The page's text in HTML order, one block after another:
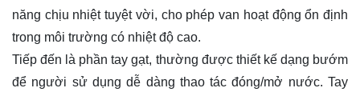
năng chịu nhiệt tuyệt vời, cho phép van hoạt động ổn định
trong môi trường có nhiệt độ cao.
Tiếp đến là phần tay gạt, thường được thiết kế dạng bướm
để người sử dụng dễ dàng thao tác đóng/mở nước. Tay